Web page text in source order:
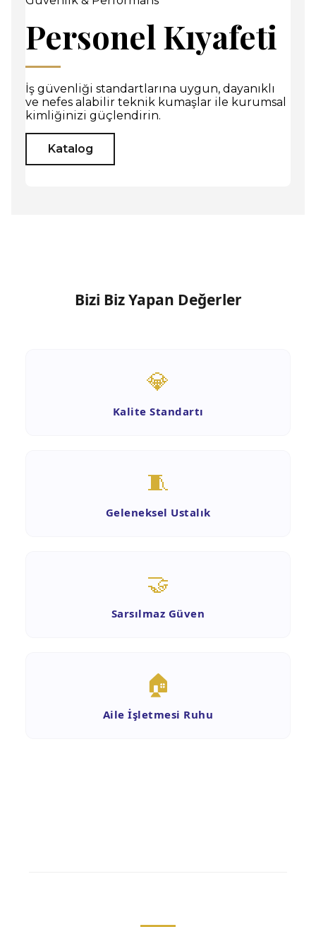
Personel Kıyafeti
İş güvenliği standartlarına uygun, dayanıklı
ve nefes alabilir teknik kumaşlar ile kurumsal
kimliğinizi güçlendirin.
Katalog
Bizi Biz Yapan Değerler
💎
Kalite Standartı
🧵
Geleneksel Ustalık
🤝
Sarsılmaz Güven
🏠
Aile İşletmesi Ruhu